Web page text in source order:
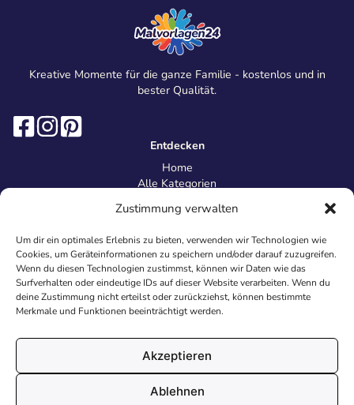
Zustimmung verwalten
Um dir ein optimales Erlebnis zu bieten, verwenden wir Technologien wie
Cookies, um Geräteinformationen zu speichern und/oder darauf zuzugreifen.
Wenn du diesen Technologien zustimmst, können wir Daten wie das
Surfverhalten oder eindeutige IDs auf dieser Website verarbeiten. Wenn du
deine Zustimmung nicht erteilst oder zurückziehst, können bestimmte
Merkmale und Funktionen beeinträchtigt werden.
Akzeptieren
Ablehnen
Kreative Momente für die ganze Familie - kostenlos und in
bester Qualität.
Entdecken
Home
Alle Kategorien
Information
Über uns
Kontakt
Inhaltsrichtlinien
Recht & Datenschutz
Impressum
AGB
Cookies